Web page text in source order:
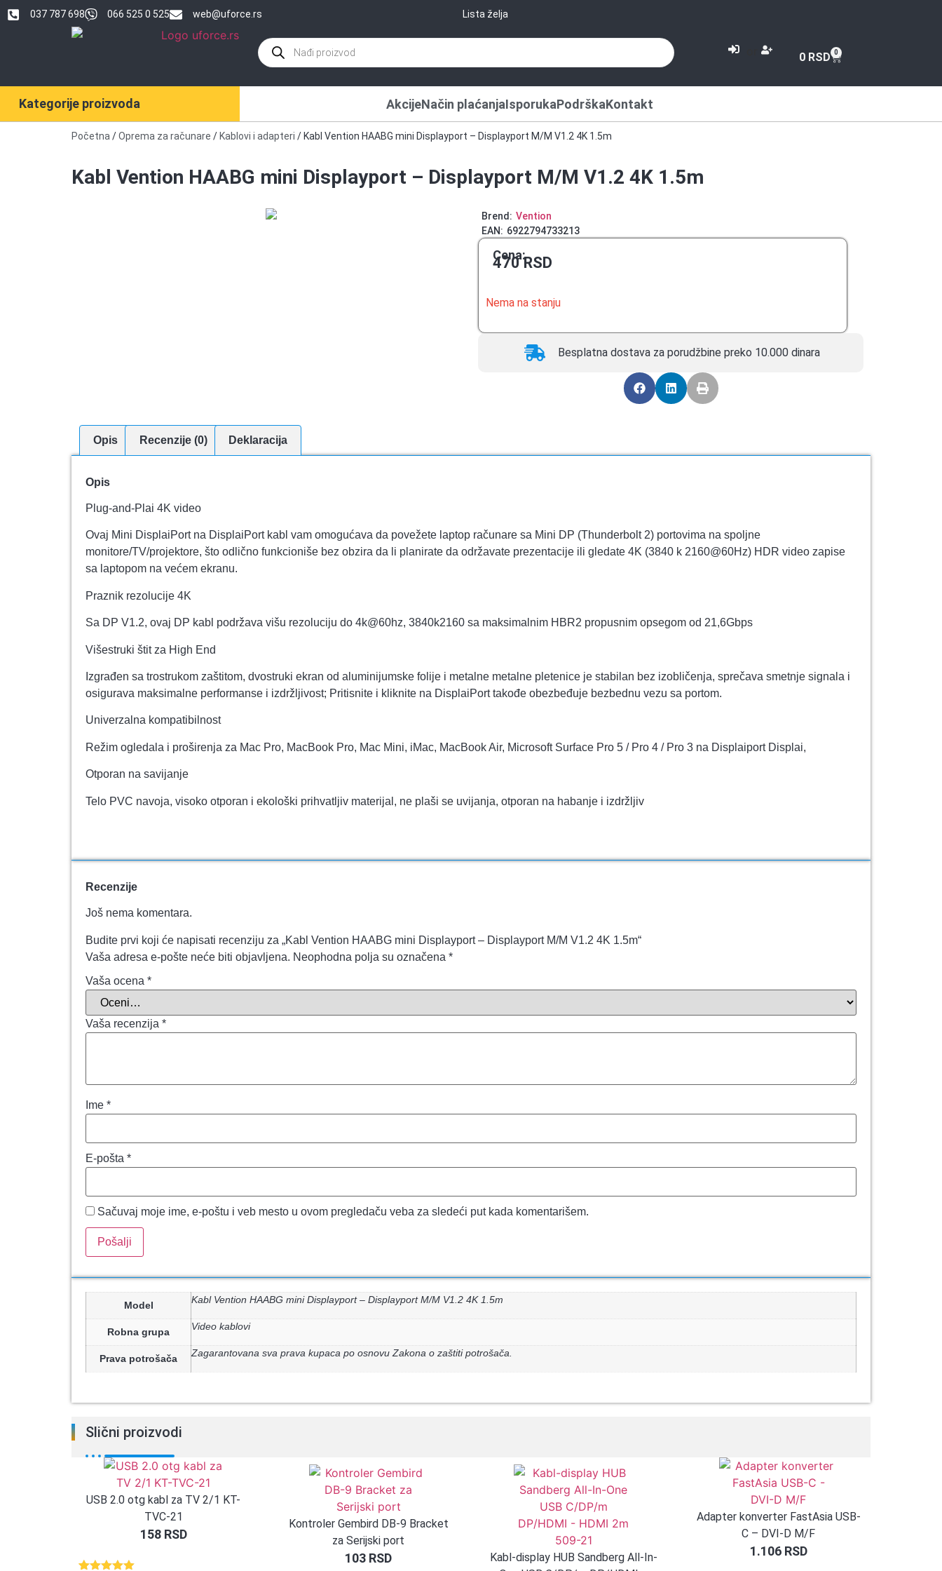
037 787 698 066 525 0 525 web@uforce.rs Lista želja
0 RSD 0
Kategorije proizvoda AkcijeNačin plaćanjaIsporukaPodrškaKontakt
Početna /Oprema za računare / Kablovi i adapteri / Kabl Vention HAABG mini Displayport – Displayport M/M V1.2 4K 1.5m
Kabl Vention HAABG mini Displayport – Displayport M/M V1.2 4K 1.5m
Brend: Vention
EAN: 6922794733213
Cena:
470RSD
Nema na stanju
Besplatna dostava za porudžbine preko 10.000 dinara
Opis Recenzije (0) Deklaracija
Opis
Plug-and-Plai 4K video
Ovaj Mini DisplaiPort na DisplaiPort kabl vam omogućava da povežete laptop računare sa Mini DP (Thunderbolt 2) portovima na spoljne
monitore/TV/projektore, što odlično funkcioniše bez obzira da li planirate da održavate prezentacije ili gledate 4K (3840 k 2160@60Hz) HDR video zapise
sa laptopom na većem ekranu.
Praznik rezolucije 4K
Sa DP V1.2, ovaj DP kabl podržava višu rezoluciju do 4k@60hz, 3840k2160 sa maksimalnim HBR2 propusnim opsegom od 21,6Gbps
Višestruki štit za High End
Izgrađen sa trostrukom zaštitom, dvostruki ekran od aluminijumske folije i metalne metalne pletenice je stabilan bez izobličenja, sprečava smetnje signala i
osigurava maksimalne performanse i izdržljivost; Pritisnite i kliknite na DisplaiPort takođe obezbeđuje bezbednu vezu sa portom.
Univerzalna kompatibilnost
Režim ogledala i proširenja za Mac Pro, MacBook Pro, Mac Mini, iMac, MacBook Air, Microsoft Surface Pro 5 / Pro 4 / Pro 3 na Displaiport Displai,
Otporan na savijanje
Telo PVC navoja, visoko otporan i ekološki prihvatljiv materijal, ne plaši se uvijanja, otporan na habanje i izdržljiv
Recenzije
Još nema komentara.
Budite prvi koji će napisati recenziju za „Kabl Vention HAABG mini Displayport – Displayport M/M V1.2 4K 1.5m“
Vaša adresa e-pošte neće biti objavljena. Neophodna polja su označena *
Vaša ocena *
Vaša recenzija *
Ime *
E-pošta *
Sačuvaj moje ime, e-poštu i veb mesto u ovom pregledaču veba za sledeći put kada komentarišem.
Model Kabl Vention HAABG mini Displayport – Displayport M/M V1.2 4K 1.5m
Robna grupa Video kablovi
Prava potrošača Zagarantovana sva prava kupaca po osnovu Zakona o zaštiti potrošača.
Slični proizvodi
USB 2.0 otg kabl za TV 2/1 KT-
TVC-21
158 RSD
Kontroler Gembird DB-9 Bracket
za Serijski port
103 RSD
Kabl-display HUB Sandberg All-In-
Adapter konverter FastAsia USB-
C – DVI-D M/F
1.106 RSD